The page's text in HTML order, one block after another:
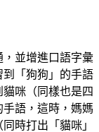
並增進口語字彙
「狗狗」的手語
咪（同樣也是四
語，這時，媽媽
時打出「貓咪」